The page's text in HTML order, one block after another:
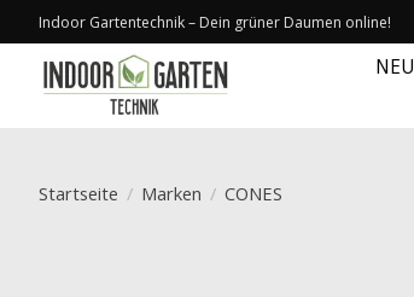
Indoor Gartentechnik – Dein grüner Daumen online!
NEU
Startseite / Marken / CONES